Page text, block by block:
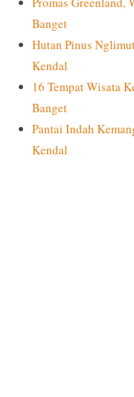
Banget
Hutan Pinus
Kendal
16 Tempat Wisata
Banget
Pantai Indah
Kendal